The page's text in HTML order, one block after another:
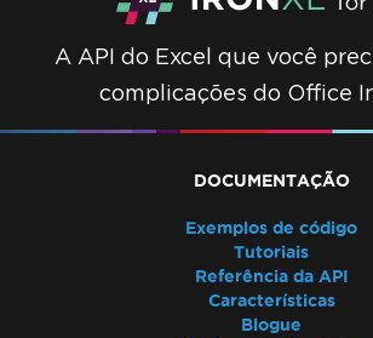
A API do Excel que você
complicações do Office
DOCUMENTAÇÃO
Exemplos de código
Tutoriais
Referência da API
Características
Blogue